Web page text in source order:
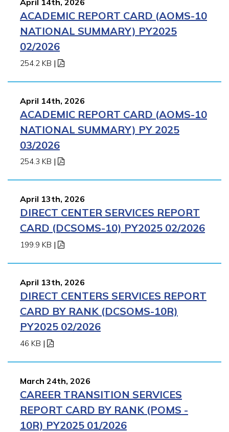
ACADEMIC REPORT CARD (AOMS-10
NATIONAL SUMMARY) PY2025
02/2026
254.2 KB |
April 14th, 2026
ACADEMIC REPORT CARD (AOMS-10
NATIONAL SUMMARY) PY 2025
03/2026
254.3 KB |
April 13th, 2026
DIRECT CENTER SERVICES REPORT
CARD (DCSOMS-10) PY2025 02/2026
199.9 KB |
April 13th, 2026
DIRECT CENTERS SERVICES REPORT
CARD BY RANK (DCSOMS-10R)
PY2025 02/2026
46 KB |
March 24th, 2026
CAREER TRANSITION SERVICES
REPORT CARD BY RANK (POMS -
10R) PY2025 01/2026